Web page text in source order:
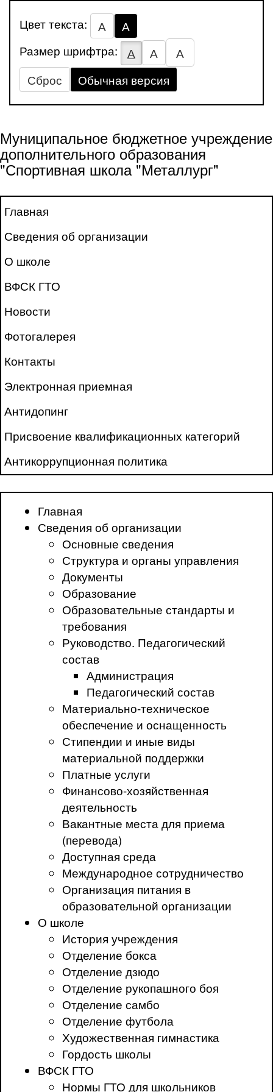
Цвет текста: А
А
Размер шрифтра:
А А
А
Сброс
Обычная версия
Муниципальное бюджетное учреждение
дополнительного образования
"Спортивная школа "Металлург"
Главная
Сведения об организации
О школе
ВФСК ГТО
Новости
Фотогалерея
Контакты
Электронная приемная
Антидопинг
Присвоение квалификационных категорий
Антикоррупционная политика
Главная
Сведения об организации
Основные сведения
Структура и органы управления
Документы
Образование
Образовательные стандарты и
требования
Руководство. Педагогический
состав
Администрация
Педагогический состав
Материально-техническое
обеспечение и оснащенность
Стипендии и иные виды
материальной поддержки
Платные услуги
Финансово-хозяйственная
деятельность
Вакантные места для приема
(перевода)
Доступная среда
Международное сотрудничество
Организация питания в
образовательной организации
О школе
История учреждения
Отделение бокса
Отделение дзюдо
Отделение рукопашного боя
Отделение самбо
Отделение футбола
Художественная гимнастика
Гордость школы
ВФСК ГТО
Нормы ГТО для школьников